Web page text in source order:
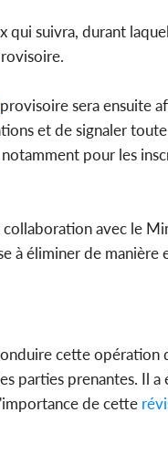
qui suivra, durant
provisoire sera ensuite
et de signaler
pour les
avec le
à éliminer de manière
cette opération
parties prenantes. Il a
de cette